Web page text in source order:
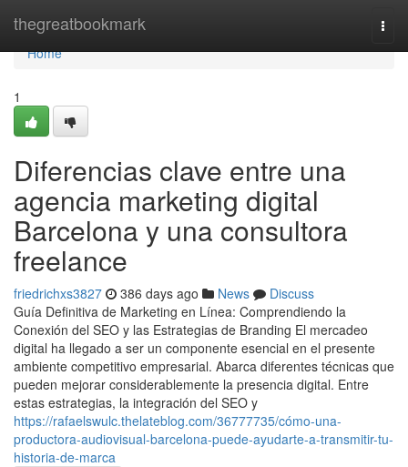
thegreatbookmark
Home
Home
1
Diferencias clave entre una
agencia marketing digital
Barcelona y una consultora
freelance
friedrichxs3827 386 days ago News
Discuss
Guía Definitiva de Marketing en Línea: Comprendiendo la
Conexión del SEO y las Estrategias de Branding El mercadeo
digital ha llegado a ser un componente esencial en el presente
ambiente competitivo empresarial. Abarca diferentes técnicas que
pueden mejorar considerablemente la presencia digital. Entre
estas estrategias, la integración del SEO y
https://rafaelswulc.thelateblog.com/36777735/cómo-una-
productora-audiovisual-barcelona-puede-ayudarte-a-transmitir-tu-
historia-de-marca